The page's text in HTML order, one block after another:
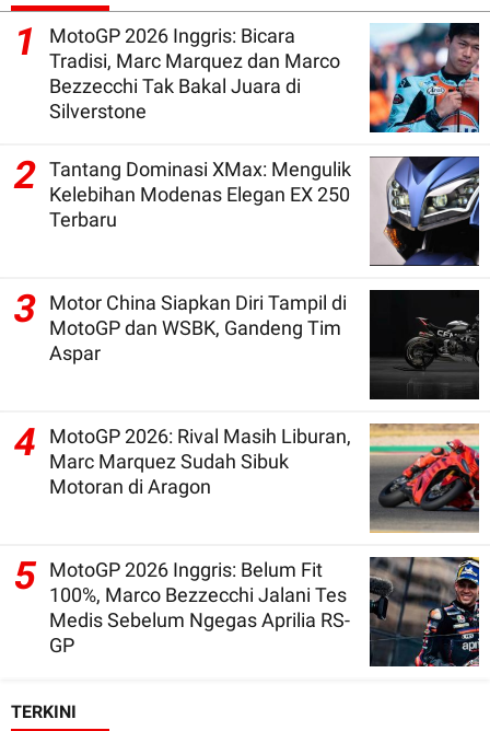
1
MotoGP 2026 Inggris: Bicara
Tradisi, Marc Marquez dan Marco
Bezzecchi Tak Bakal Juara di
Silverstone
2 Tantang Dominasi XMax: Mengulik
Kelebihan Modenas Elegan EX 250
Terbaru
3
Motor China Siapkan Diri Tampil di
MotoGP dan WSBK, Gandeng Tim
Aspar
4
MotoGP 2026: Rival Masih Liburan,
Marc Marquez Sudah Sibuk
Motoran di Aragon
5 MotoGP 2026 Inggris: Belum Fit
100%, Marco Bezzecchi Jalani Tes
Medis Sebelum Ngegas Aprilia RS-
GP
TERKINI